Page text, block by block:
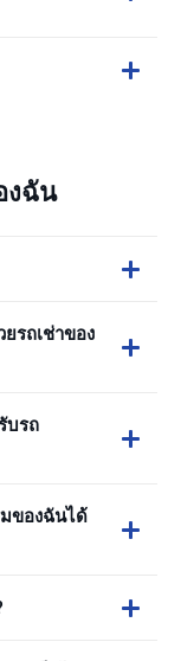
งฉัน
รถเช่าของ
บรถ
มของฉันได้